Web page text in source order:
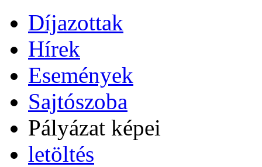
Díjazottak
Hírek
Események
Sajtószoba
Pályázat képei
letöltés